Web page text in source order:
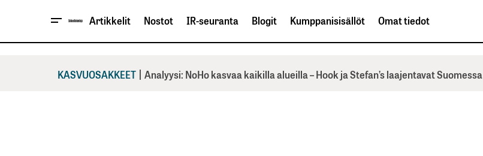
Artikkelit Nostot IR-seuranta Blogit Kumppanisisällöt Omat tiedot
KASVUOSAKKEET | Analyysi: NoHo kasvaa kaikilla alueilla – Hook ja Stefan’s laajentavat Suomessa